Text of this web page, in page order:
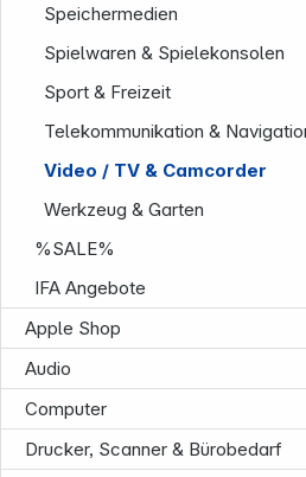
Speichermedien
Spielwaren & Spielekonsolen
Sport & Freizeit
Telekommunikation &
Video / TV & Camcorder
Werkzeug & Garten
%SALE%
IFA Angebote
Apple Shop
Audio
Computer
Drucker, Scanner & Bürobedarf
Informationen
Service